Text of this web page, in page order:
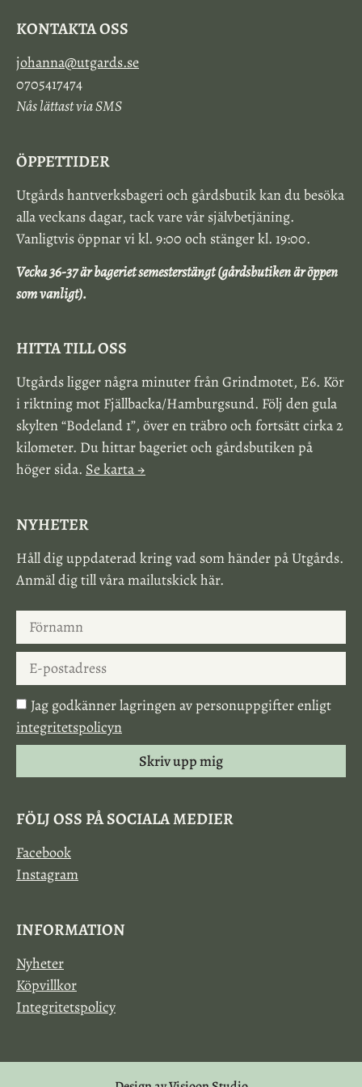
KONTAKTA OSS
johanna@utgards.se
0705417474
Nås lättast via SMS
ÖPPETTIDER
Utgårds hantverksbageri och gårdsbutik kan du besöka
alla veckans dagar, tack vare vår självbetjäning.
Vanligtvis öppnar vi kl. 9:00 och stänger kl. 19:00.
Vecka 36-37 är bageriet semesterstängt (gårdsbutiken är öppen
som vanligt).
HITTA TILL OSS
Utgårds ligger några minuter från Grindmotet, E6. Kör
i riktning mot Fjällbacka/Hamburgsund. Följ den gula
skylten “Bodeland 1”, över en träbro och fortsätt cirka 2
kilometer. Du hittar bageriet och gårdsbutiken på
höger sida. Se karta →
NYHETER
Håll dig uppdaterad kring vad som händer på Utgårds.
Anmäl dig till våra mailutskick här.
Jag godkänner lagringen av personuppgifter enligt
integritetspolicyn
Skriv upp mig
FÖLJ OSS PÅ SOCIALA MEDIER
Facebook
Instagram
INFORMATION
Nyheter
Köpvillkor
Integritetspolicy